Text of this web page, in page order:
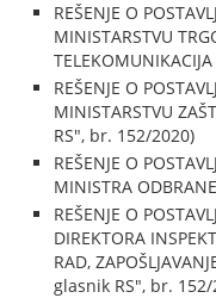
REŠENJE O
MINISTARSTVU
REŠENJE O
MINISTARSTVU
RS", br. 152/2020)
REŠENJE O
MINISTRA
REŠENJE O
DIREKTORA
RAD,
glasnik RS", br. 152/